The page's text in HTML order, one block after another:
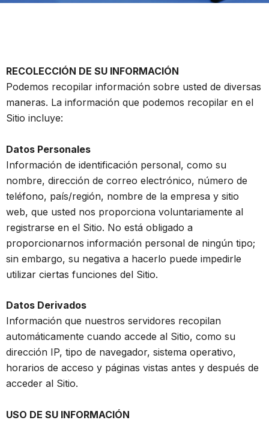
RECOLECCIÓN DE SU INFORMACIÓN
Podemos recopilar información sobre usted de diversas
maneras. La información que podemos recopilar en el
Sitio incluye:
Datos Personales
Información de identificación personal, como su
nombre, dirección de correo electrónico, número de
teléfono, país/región, nombre de la empresa y sitio
web, que usted nos proporciona voluntariamente al
registrarse en el Sitio. No está obligado a
proporcionarnos información personal de ningún tipo;
sin embargo, su negativa a hacerlo puede impedirle
utilizar ciertas funciones del Sitio.
Datos Derivados
Información que nuestros servidores recopilan
automáticamente cuando accede al Sitio, como su
dirección IP, tipo de navegador, sistema operativo,
horarios de acceso y páginas vistas antes y después de
acceder al Sitio.
USO DE SU INFORMACIÓN